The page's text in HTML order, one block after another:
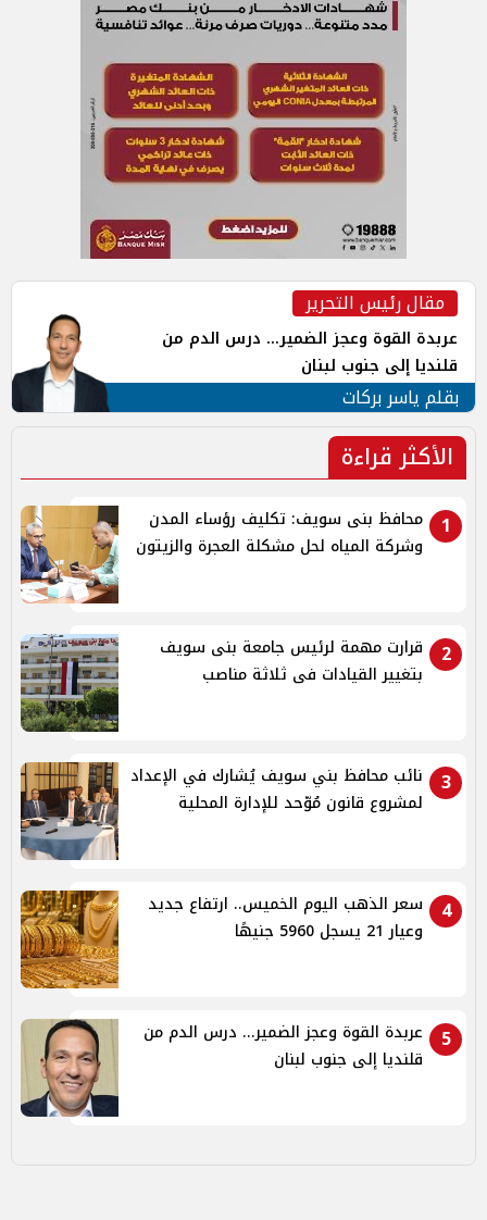
مقال رئيس التحرير
عربدة القوة وعجز الضمير... درس الدم من
قلنديا إلى جنوب لبنان
بقلم ياسر بركات
الأكثر قراءة
1
محافظ بنى سويف: تكليف رؤساء المدن
وشركة المياه لحل مشكلة العجرة والزيتون
2
قرارت مهمة لرئيس جامعة بنى سويف
بتغيير القيادات فى ثلاثة مناصب
3
نائب محافظ بني سويف يُشارك في الإعداد
لمشروع قانون مُوّحد للإدارة المحلية
4
سعر الذهب اليوم الخميس.. ارتفاع جديد
وعيار 21 يسجل 5960 جنيهًا
5
عربدة القوة وعجز الضمير... درس الدم من
قلنديا إلى جنوب لبنان